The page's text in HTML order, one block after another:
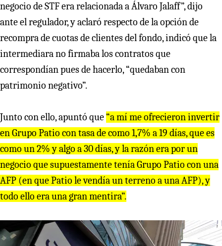
negocio de STF era relacionada a Álvaro Jalaff”, dijo
ante el regulador, y aclaró respecto de la opción de
recompra de cuotas de clientes del fondo, indicó que la
intermediara no firmaba los contratos que
correspondían pues de hacerlo, “quedaban con
patrimonio negativo”.
Junto con ello, apuntó que “a mí me ofrecieron invertir
en Grupo Patio con tasa de como 1,7% a 19 días, que es
como un 2% y algo a 30 días, y la razón era por un
negocio que supuestamente tenía Grupo Patio con una
AFP (en que Patio le vendía un terreno a una AFP), y
todo ello era una gran mentira”.